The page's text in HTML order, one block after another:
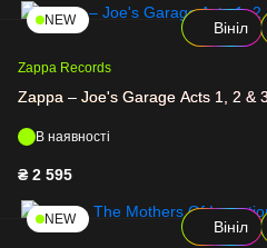
NEW Вініл
Zappa Records
Zappa – Joe's Garage Acts 1, 2 &
В наявності
₴ 2 595
NEW Вініл